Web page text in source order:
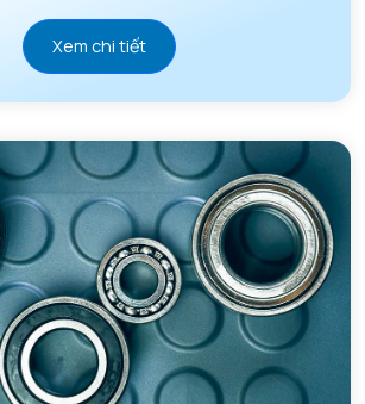
Xem chi tiết